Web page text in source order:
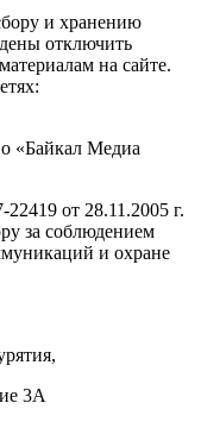
и хранению
отключить
на сайте.
«Байкал Медиа
от 28.11.2005 г.
за соблюдением
и охране
3А